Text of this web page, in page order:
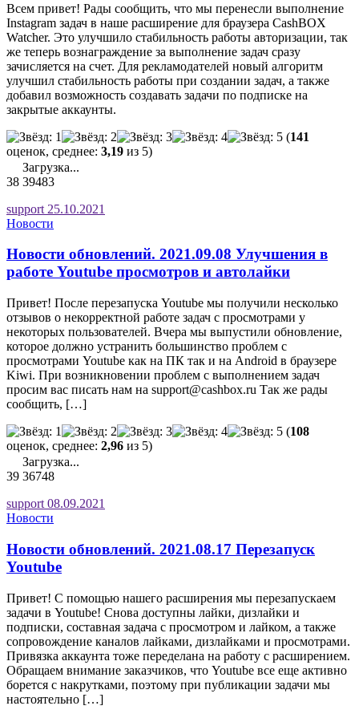
Всем привет! Рады сообщить, что мы перенесли выполнение
Instagram задач в наше расширение для браузера CashBOX
Watcher. Это улучшило стабильность работы авторизации, так
же теперь вознаграждение за выполнение задач сразу
зачисляется на счет. Для рекламодателей новый алгоритм
улучшил стабильность работы при создании задач, а также
добавил возможность создавать задачи по подписке на
закрытые аккаунты.
(141
оценок, среднее: 3,19 из 5)
Загрузка...
38 39483
support 25.10.2021
Новости
Новости обновлений. 2021.09.08 Улучшения в
работе Youtube просмотров и автолайки
Привет! После перезапуска Youtube мы получили несколько
отзывов о некорректной работе задач с просмотрами у
некоторых пользователей. Вчера мы выпустили обновление,
которое должно устранить большинство проблем с
просмотрами Youtube как на ПК так и на Android в браузере
Kiwi. При возникновении проблем с выполнением задач
просим вас писать нам на support@cashbox.ru Так же рады
сообщить, […]
(108
оценок, среднее: 2,96 из 5)
Загрузка...
39 36748
support 08.09.2021
Новости
Новости обновлений. 2021.08.17 Перезапуск
Youtube
Привет! С помощью нашего расширения мы перезапускаем
задачи в Youtube! Снова доступны лайки, дизлайки и
подписки, составная задача с просмотром и лайком, а также
сопровождение каналов лайками, дизлайками и просмотрами.
Привязка аккаунта тоже переделана на работу с расширением.
Обращаем внимание заказчиков, что Youtube все еще активно
борется с накрутками, поэтому при публикации задачи мы
настоятельно […]